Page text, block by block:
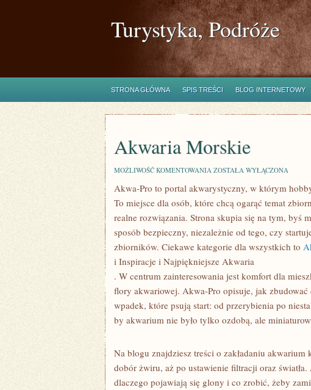
Turystyka, Podróże
STRONA GŁÓWNA SPIS TREŚCI BLOG INTERNETOWY
Akwaria Morskie
MOŻLIWOŚĆ KOMENTOWANIA AKWARIA
ZOSTAŁA WYŁĄCZONA
Akwa-Pro to portal akwarystyczny, w którym
To miejsce dla osób, które chcą ogarąć temat
realne rozwiązania. Strona skupia się na tym, byś
sposób bezpieczny, niezależnie od tego, czy
zbiorników. Ciekawe kategorie dla wszystkich to
i Inspiracje i Najpiękniejsze Akwaria
. W centrum zainteresowania jest komfort dla
flory akwariowej. Akwa-Pro opisuje, jak
wpadek, które psują start: od przerybienia po
by akwarium nie było tylko ozdobą, ale
Na blogu znajdziesz treści o zakładaniu
dobór żwiru, aż po ustawienie filtracji oraz
dlaczego pojawiają się glony i co zrobić, żeby